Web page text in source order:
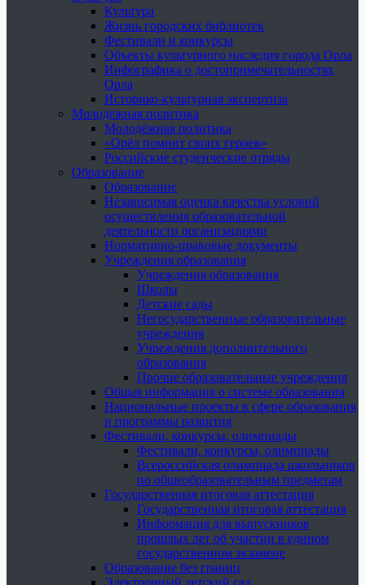
Культура
Жизнь городских библиотек
Фестивали и конкурсы
Объекты культурного наследия города Орла
Инфографика о достопримечательностях
Орла
Историко-культурная экспертиза
Молодёжная политика
Молодёжная политика
«Орёл помнит своих героев»
Российские студенческие отряды
Образование
Образование
Независимая оценка качества условий
осуществления образовательной
деятельности организациями
Нормативно-правовые документы
Учреждения образования
Учреждения образования
Школы
Детские сады
Негосударственные образовательные
учреждения
Учреждения дополнительного
образования
Прочие образовательные учреждения
Общая информация о системе образования
Национальные проекты в сфере образования
и программы развития
Фестивали, конкурсы, олимпиады
Фестивали, конкурсы, олимпиады
Всероссийская олимпиада школьников
по общеобразовательным предметам
Государственная итоговая аттестация
Государственная итоговая аттестация
Информация для выпускников
прошлых лет об участии в едином
государственном экзамене
Образование без границ
Электронный детский сад